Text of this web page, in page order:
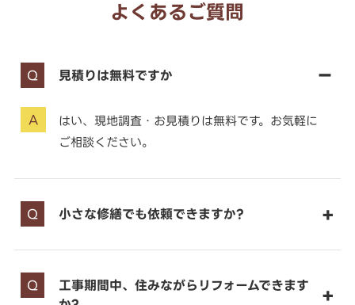
よくあるご質問
見積りは無料ですか
はい、現地調査・お見積りは無料です。お気軽に
ご相談ください。
小さな修繕でも依頼できますか?
工事期間中、住みながらリフォームできます